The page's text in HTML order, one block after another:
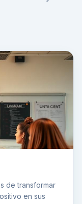
de transformar
en sus